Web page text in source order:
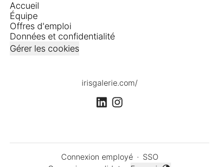
Accueil
Équipe
Offres d'emploi
Données et confidentialité
Gérer les cookies
irisgalerie.com/
Connexion employé · SSO